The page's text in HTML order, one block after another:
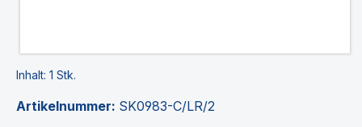
Inhalt: 1 Stk.
Artikelnummer: SK0983-C/LR/2